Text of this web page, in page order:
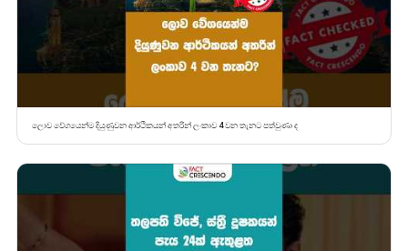
ලොව වේගයෙන්ම දියුණුවන ආර්ථිකයන් අතරින් ලංකාව 4 වන තැනට පත්වුණා ද